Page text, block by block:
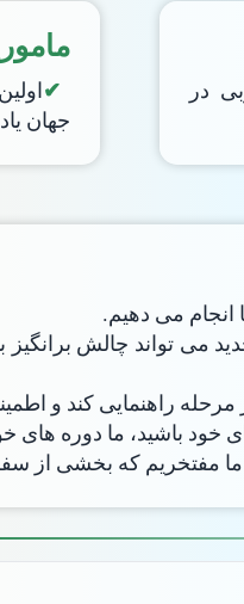
در
جهان
می دهیم.
می تواند چالش
مرحله راهنمایی کند و
باشید، ما دوره های
مفتخریم که بخشی از